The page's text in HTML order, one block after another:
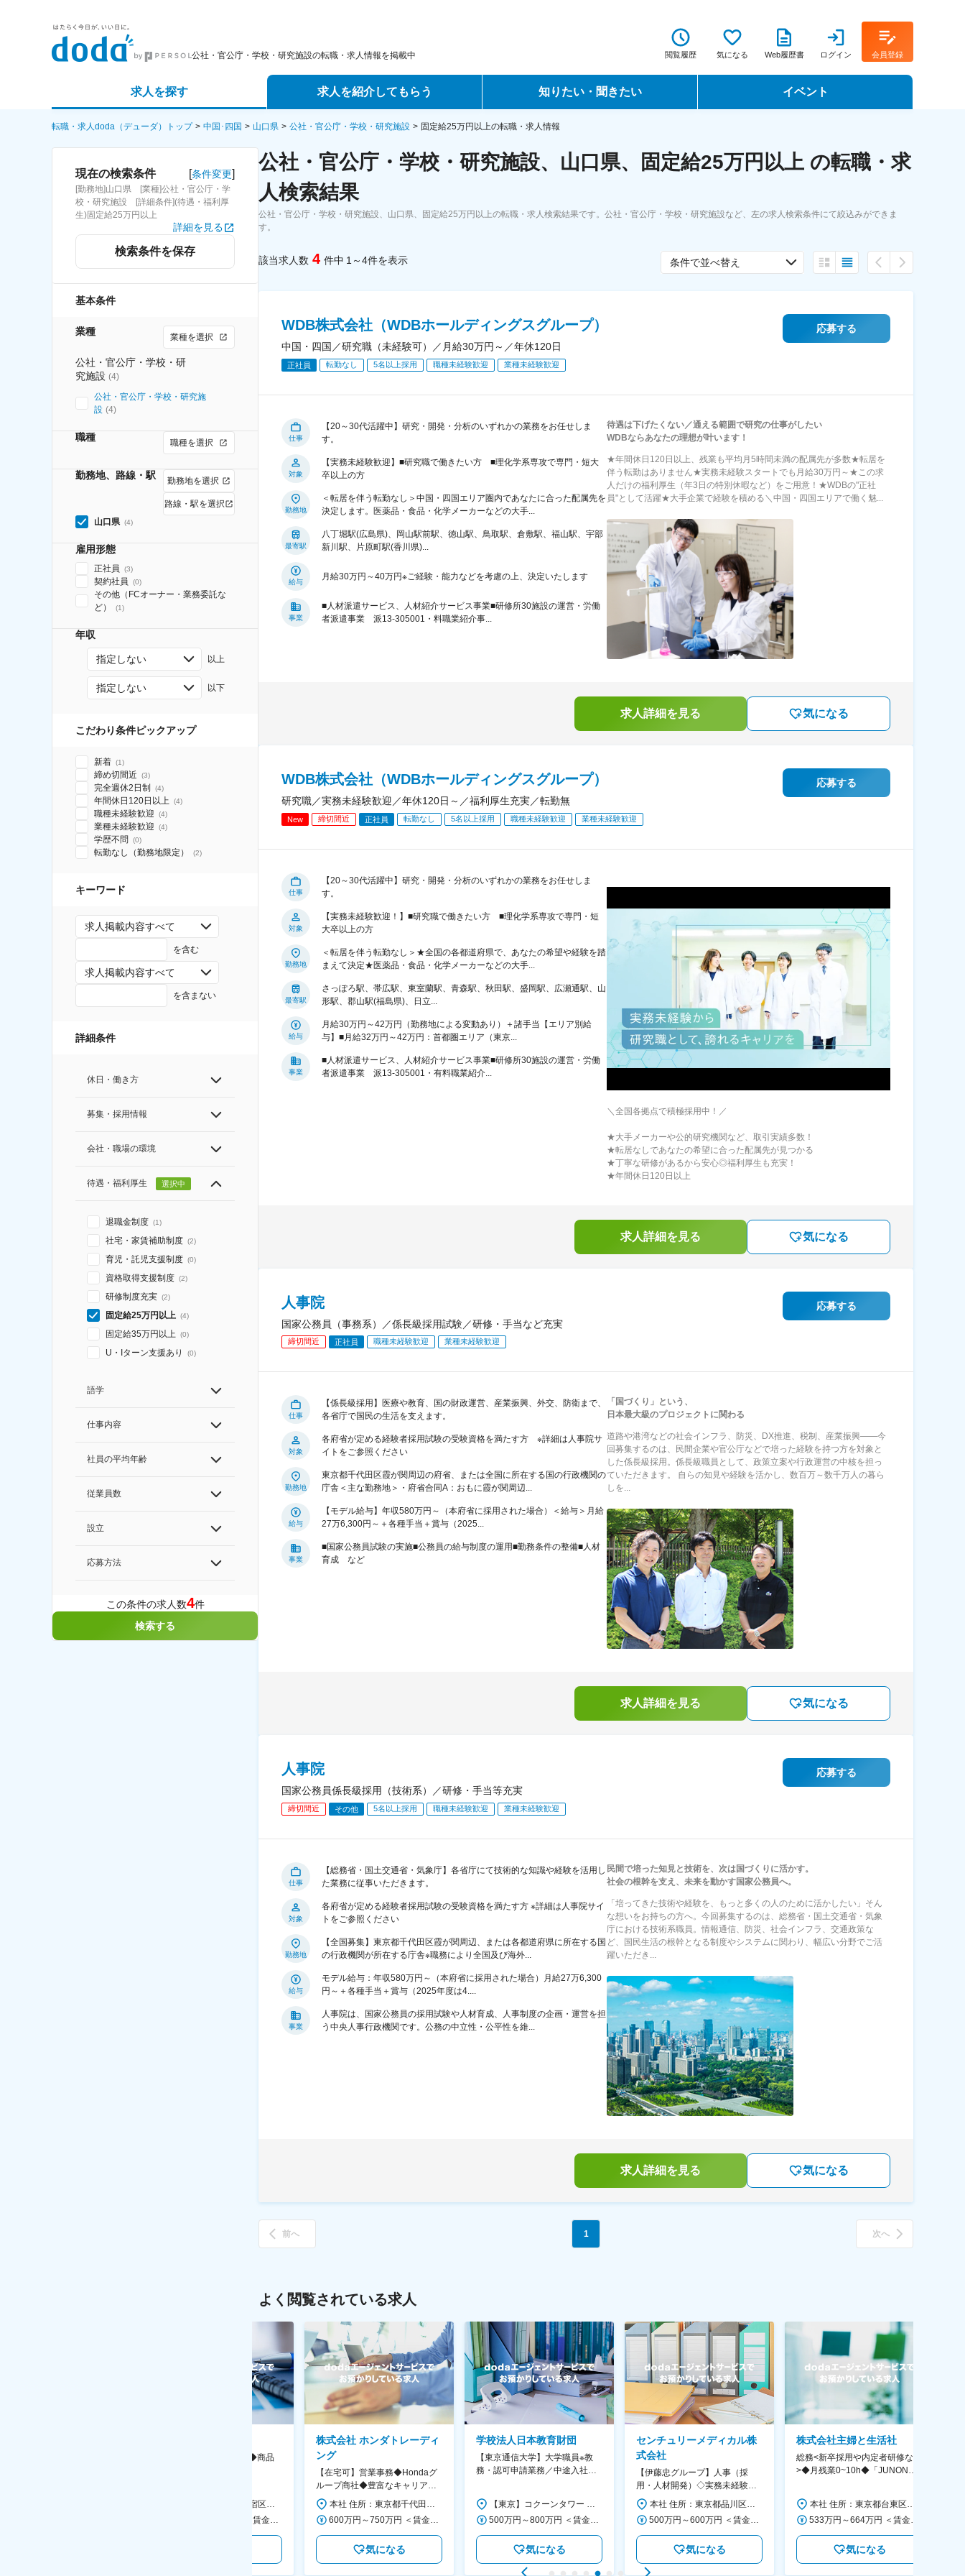
公社・官公庁・学校・研究施設の転職・求人情報を掲載中 閲覧履歴 気になる Web履歴書 ログイン 会員登録
求人を探す
詳細条件から探す
求人特集から探す
求人を紹介してもらう
エージェントサービス
スカウトサービス
パートナーエージェントサービス
知りたい・聞きたい
転職ノウハウ
データで見る転職
イベント
転職フェア
転職・求人doda（デューダ）トップ 中国･四国 山口県 公社・官公庁・学校・研究施設 固定給25万円以上の転職・求人情報
現在の検索条件 [条件変更]
[勤務地]山口県 [業種]公社・官公庁・学
校・研究施設 [詳細条件](待遇・福利厚
生)固定給25万円以上
詳細を見る
検索条件を保存
基本条件
業種 業種を選択
公社・官公庁・学校・研
究施設 (4)
公社・官公庁・学校・研究施
設 (4)
職種 職種を選択
勤務地、路線・駅 勤務地を選択
路線・駅を選択
山口県 (4)
雇用形態
正社員 (3)
契約社員 (0)
その他（FCオーナー・業務委託な
ど）
(1)
年収
指定しない 以上
指定しない 以下
こだわり条件ピックアップ
新着 (1)
締め切間近 (3)
完全週休2日制 (4)
年間休日120日以上 (4)
職種未経験歓迎 (4)
業種未経験歓迎 (4)
学歴不問 (0)
転勤なし（勤務地限定） (2)
キーワード
求人掲載内容すべて
を含む
求人掲載内容すべて
を含まない
詳細条件
休日・働き方
募集・採用情報
会社・職場の環境
待遇・福利厚生 選択中
退職金制度 (1)
社宅・家賃補助制度 (2)
育児・託児支援制度 (0)
資格取得支援制度 (2)
研修制度充実 (2)
固定給25万円以上 (4)
固定給35万円以上 (0)
U・Iターン支援あり (0)
語学
仕事内容
社員の平均年齢
従業員数
設立
応募方法
この条件の求人数4件
検索する
公社・官公庁・学校・研究施設、山口県、固定給25万円以上 の転職・求
人検索結果
公社・官公庁・学校・研究施設、山口県、固定給25万円以上の転職・求人検索結果です。公社・官公庁・学校・研究施設など、左の求人検索条件にて絞込みができま
す。
該当求人数 4 件中 1～4件を表示 条件で並べ替え
WDB株式会社（WDBホールディングスグループ）
中国・四国／研究職（未経験可）／月給30万円～／年休120日
正社員 転勤なし 5名以上採用 職種未経験歓迎 業種未経験歓迎
応募する
仕事
【20～30代活躍中】研究・開発・分析のいずれかの業務をお任せしま
す。
対象
【実務未経験歓迎】■研究職で働きたい方 ■理化学系専攻で専門・短大
卒以上の方
勤務地
＜転居を伴う転勤なし＞中国・四国エリア圏内であなたに合った配属先を
決定します。医薬品・食品・化学メーカーなどの大手...
最寄駅
八丁堀駅(広島県)、岡山駅前駅、徳山駅、鳥取駅、倉敷駅、福山駅、宇部
新川駅、片原町駅(香川県)...
給与
月給30万円～40万円※ご経験・能力などを考慮の上、決定いたします
事業
■人材派遣サービス、人材紹介サービス事業■研修所30施設の運営・労働
者派遣事業 派13-305001・料職業紹介事...
待遇は下げたくない／通える範囲で研究の仕事がしたい
WDBならあなたの理想が叶います！
★年間休日120日以上、残業も平均月5時間未満の配属先が多数★転居を
伴う転勤はありません★実務未経験スタートでも月給30万円～★この求
人だけの福利厚生（年3日の特別休暇など）をご用意！★WDBの"正社
員"として活躍★大手企業で経験を積める＼中国・四国エリアで働く魅...
求人詳細を見る 気になる
WDB株式会社（WDBホールディングスグループ）
研究職／実務未経験歓迎／年休120日～／福利厚生充実／転勤無
New 締切間近 正社員 転勤なし 5名以上採用 職種未経験歓迎 業種未経験歓迎
応募する
仕事
【20～30代活躍中】研究・開発・分析のいずれかの業務をお任せしま
す。
対象
【実務未経験歓迎！】■研究職で働きたい方 ■理化学系専攻で専門・短
大卒以上の方
勤務地
＜転居を伴う転勤なし＞★全国の各都道府県で、あなたの希望や経験を踏
まえて決定★医薬品・食品・化学メーカーなどの大手...
最寄駅
さっぽろ駅、帯広駅、東室蘭駅、青森駅、秋田駅、盛岡駅、広瀬通駅、山
形駅、郡山駅(福島県)、日立...
給与
月給30万円～42万円（勤務地による変動あり）＋諸手当【エリア別給
与】■月給32万円～42万円：首都圏エリア（東京...
事業
■人材派遣サービス、人材紹介サービス事業■研修所30施設の運営・労働
者派遣事業 派13-305001・有料職業紹介...
＼全国各拠点で積極採用中！／
★大手メーカーや公的研究機関など、取引実績多数！
★転居なしであなたの希望に合った配属先が見つかる
★丁寧な研修があるから安心◎福利厚生も充実！
★年間休日120日以上
求人詳細を見る 気になる
人事院
国家公務員（事務系）／係長級採用試験／研修・手当など充実
締切間近 正社員 職種未経験歓迎 業種未経験歓迎
応募する
仕事
【係長級採用】医療や教育、国の財政運営、産業振興、外交、防衛まで、
各省庁で国民の生活を支えます。
対象
各府省が定める経験者採用試験の受験資格を満たす方 ※詳細は人事院サ
イトをご参照ください
勤務地
東京都千代田区霞が関周辺の府省、または全国に所在する国の行政機関の
庁舎＜主な勤務地＞・府省合同A：おもに霞が関周辺...
給与
【モデル給与】年収580万円～（本府省に採用された場合）＜給与＞月給
27万6,300円～＋各種手当＋賞与（2025...
事業
■国家公務員試験の実施■公務員の給与制度の運用■勤務条件の整備■人材
育成 など
「国づくり」という、
日本最大級のプロジェクトに関わる
道路や港湾などの社会インフラ、防災、DX推進、税制、産業振興――今
回募集するのは、民間企業や官公庁などで培った経験を持つ方を対象と
した係長級採用。係長級職員として、政策立案や行政運営の中核を担っ
ていただきます。 自らの知見や経験を活かし、数百万～数千万人の暮ら
しを...
求人詳細を見る 気になる
人事院
国家公務員係長級採用（技術系）／研修・手当等充実
締切間近 その他 5名以上採用 職種未経験歓迎 業種未経験歓迎
応募する
仕事
【総務省・国土交通省・気象庁】各省庁にて技術的な知識や経験を活用し
た業務に従事いただきます。
対象
各府省が定める経験者採用試験の受験資格を満たす方 ※詳細は人事院サイ
トをご参照ください
勤務地
【全国募集】東京都千代田区霞が関周辺、または各都道府県に所在する国
の行政機関が所在する庁舎※職務により全国及び海外...
給与
モデル給与：年収580万円～（本府省に採用された場合）月給27万6,300
円～＋各種手当＋賞与（2025年度は4....
事業
人事院は、国家公務員の採用試験や人材育成、人事制度の企画・運営を担
う中央人事行政機関です。公務の中立性・公平性を維...
民間で培った知見と技術を、次は国づくりに活かす。
社会の根幹を支え、未来を動かす国家公務員へ。
「培ってきた技術や経験を、もっと多くの人のために活かしたい」そん
な想いをお持ちの方へ。今回募集するのは、総務省・国土交通省・気象
庁における技術系職員。情報通信、防災、社会インフラ、交通政策な
ど、国民生活の根幹となる制度やシステムに関わり、幅広い分野でご活
躍いただき...
求人詳細を見る 気になる
前へ 1 次へ
よく閲覧されている求人
【週2在宅】30代活躍中◆商品
本社 住所：東京都新宿区西新宿6丁目22-1 新宿スクエアタワー B1階 勤務地最寄駅：東京メトロ丸ノ内線／西新宿駅 受動喫煙対策：屋内全面禁煙 変更の範囲：会社の定める事業所（リモートワーク含む）
400万円～600万円 ＜賃金形態＞ 月給制 経験・能力を考慮の上、優遇いたします。 ＜賃金内訳＞ 月額（基本給）：300,000円～450,000円 ＜月給＞ 300,000円～450,000円 ＜昇給有無＞ 有 ＜残業手当＞ 有 ＜給与補足＞ ・賞与実績：年2回 ・昇給：年1回 ※半年毎に評価を行い、評価が高ければ年齢に関係なく昇給・昇格していきます。創造性の高い人・新しいことにチャレンジした人が高い評価を得られます。 賃金はあくまでも目安の金額であり、選考を通じて上下する可能性があります。 月給(月額)は固定手当を含めた表記です。
株式会社 ホンダトレーディ
ング
【在宅可】営業事務◆Hondaグ
ループ商社◆豊富なキャリアパ
ス◆残業20H程/年休121日/転勤
なし
本社 住所：東京都千代田区外神田4-14-1 秋葉原UDX南ウイング18F 勤務地最寄駅：JR山手線・総武線／秋葉原駅 受動喫煙対策：屋内全面禁煙 変更の範囲：会社の定める事業所（リモートワーク含む）
600万円～750万円 ＜賃金形態＞ 月給制 月給制。賞与昨年支給実績6.7ヶ月分。 ＜賃金内訳＞ 月額（基本給）：300,000円～410,000円 ＜月給＞ 300,000円～410,000円 ＜昇給有無＞ 有 ＜残業手当＞ 有 ＜給与補足＞ 賞与は直近3年間の平均で6.5か月分支給として計算。全社平均である20時間分の時間外手当含む。時間外手当は1分単位で支給。 賃金はあくまでも目安の金額であり、選考を通じて上下する可能性があります。 月給(月額)は固定手当を含めた表記です。
気になる
学校法人日本教育財団
【東京通信大学】大学職員※教
務・認可申請業務／中途入社
経営×社会貢献高
【東京】コクーンタワー 住所：東京都新宿区西新宿1-7-3 コクーンタワー 勤務地最寄駅：JR中央線／新宿駅 受動喫煙対策：屋内全面禁煙 変更の範囲：会社の定める事業所
500万円～800万円 ＜賃金形態＞ 年俸制 分割回数14回 ＜賃金内訳＞ 年額（基本給）：4,090,000円～6,550,000円 固定残業手当/月：64,286円～102,858円（固定残業時間26時間40分/月） 超過した時間外労働の残業手当は追加支給 ＜月額＞ 356,428円～570,715円（14分割）（一律手当を含む） ＜昇給有無＞ 有 ＜残業手当＞ 有 ＜給与補足＞ ■前職の給与・業務内容などを参考のうえ決定。 賃金はあくまでも目安の金額であり、選考を通じて上下する可能性があります。 月給(月額)は固定手当を含めた表記です。
気になる
センチュリーメディカル株
式会社
【伊藤忠グループ】人事（採
用・人材開発）◇実務未経験歓
迎！／リモート有／年休124日
／福利厚生充実◇
本社 住所：東京都品川区大崎1-11-2 ゲートシティ大崎イーストタワー22Ｆ 勤務地最寄駅：JR山手線／大崎駅 受動喫煙対策：屋内全面禁煙 変更の範囲：会社の定める事業所（リモートワーク含む）
500万円～600万円 ＜賃金形態＞ 月給制 ＜賃金内訳＞ 月額（基本給）：300,000円～350,000円 ＜月給＞ 300,000円～350,000円 ＜昇給有無＞ 有 ＜残業手当＞ 有 ＜給与補足＞ 上記年収は、あくまで目安であり、前職・経験を考慮し検討させて頂きます。 ■昇給：あり ■賞与：あり ※会社業績と個人業績に応じて算定されます。 賃金はあくまでも目安の金額であり、選考を通じて上下する可能性があります。 月給(月額)は固定手当を含めた表記です。
気になる
株式会社主婦と生活社
総務<新卒採用や内定者研修など
>◆月残業0~10h◆「JUNON」
本社 住所：東京都台東区柳橋１丁目２３－６ 浅草橋共同ビル 勤務地最寄駅：都営浅草線／浅草橋駅 受動喫煙対策：屋内喫煙可能場所あり 変更の範囲：会社の定める事業所
533万円～664万円 ＜賃金形態＞ 月給制 ＜賃金内訳＞ 月額（基本給）：338,580円～433,690円 その他固定手当/月：20,000円 ＜月給＞ 358,580円～453,690円 ＜昇給有無＞ 有 ＜残業手当＞ 有 ＜給与補足＞ 基本給：年齢別一律基準 その他固定手当：入社時一律の業務手当(評価給) 備考：残業代10時間分/月および賞与年2回込み 年収モデル：36歳→567万、41歳→614万 賃金はあくまでも目安の金額であり、選考を通じて上下する可能性があります。 月給(月額)は固定手当を含めた表記です。
気になる